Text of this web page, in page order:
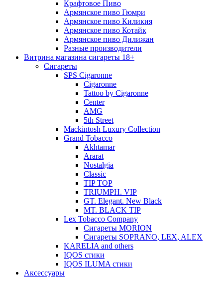
Крафтовое Пиво
Армянское пиво Гюмри
Армянское пиво Киликия
Армянское пиво Котайк
Армянское пиво Дилижан
Разные производители
Витрина магазина сигареты 18+
Cигареты
SPS Cigaronne
Сigaronne
Tattoo by Cigaronne
Center
AMG
5th Street
Mackintosh Luxury Collection
Grand Tobacco
Akhtamar
Ararat
Nostalgia
Classic
TIP TOP
TRIUMPH. VIP
GT. Elegant. New Black
MT. BLACK TIP
Lex Tobacco Company
Сигареты MORION
Сигареты SOPRANO, LEX, ALEX
KARELIA and others
IQOS стики
IQOS ILUMA стики
Аксессуары